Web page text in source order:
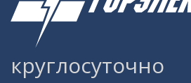
круглосуточно